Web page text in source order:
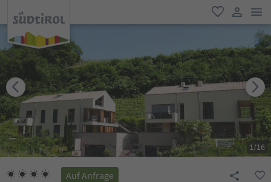
favorit
user link
1/16
Auf Anfrage